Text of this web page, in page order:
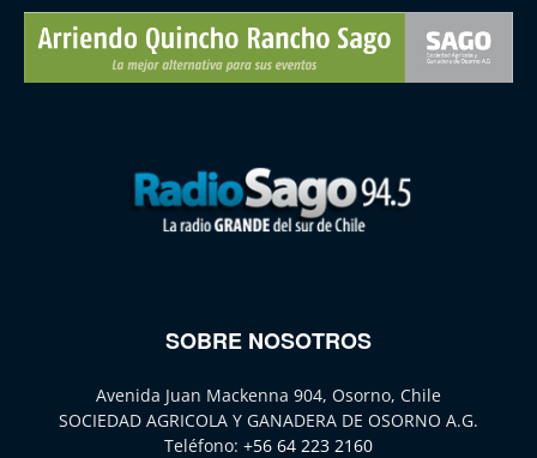
SOBRE NOSOTROS
Avenida Juan Mackenna 904, Osorno, Chile
SOCIEDAD AGRICOLA Y GANADERA DE OSORNO A.G.
Teléfono: +56 64 223 2160